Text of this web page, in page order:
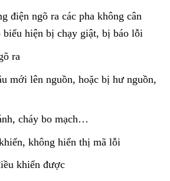
điện ngõ ra các pha không cân
biểu hiện bị chạy giật, bị báo lỗi
ra
mới lên nguồn, hoặc bị hư nguồn,
cháy bo mạch…
không hiển thị mã lỗi
khiển được